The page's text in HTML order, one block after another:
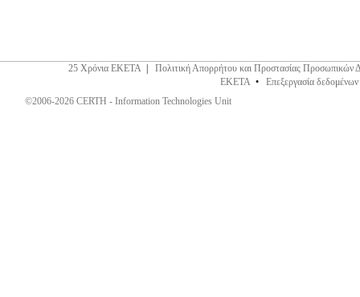
25 Χρόνια ΕΚΕΤΑ
Πολιτική Απορρήτου και Προστασίας Προσωπικών
ΕΚΕΤΑ • Επεξεργασία
©2006-2026 CERTH - Information Technologies Unit